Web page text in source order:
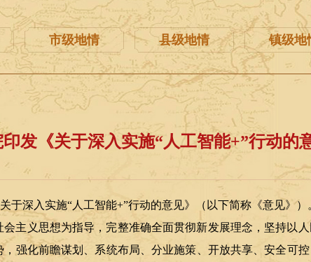
市级地情 县级地情 镇级地
发《关于深入实施“人工智能+”行动的
于深入实施“人工智能+”行动的意见》（以下简称《意见》）
会主义思想为指导，完整准确全面贯彻新发展理念，坚持以
强化前瞻谋划、系统布局、分业施策、开放共享、安全可